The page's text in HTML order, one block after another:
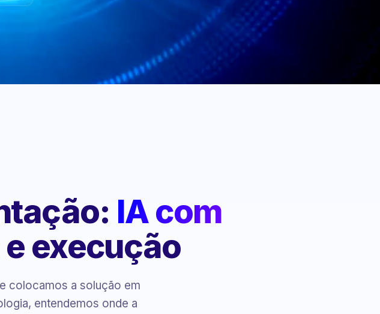
IA com
execução
colocamos a solução em
entendemos onde a